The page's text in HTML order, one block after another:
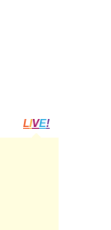
LIVE!